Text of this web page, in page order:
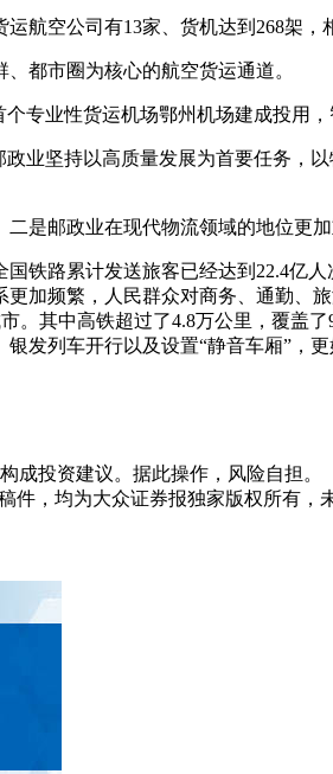
航空公司有13家、货机达到268架，
都市圈为核心的航空货运通道。
专业性货运机场鄂州机场建成投用，
业坚持以高质量发展为首要任务
是邮政业在现代物流领域的地位更
铁路累计发送旅客已经达到22.4亿
加频繁，人民群众对商务、通勤、
。其中高铁超过了4.8万公里，覆
发列车开行以及设置“静音车厢”，
成投资建议。据此操作，风险自担。
件，均为大众证券报独家版权所有，